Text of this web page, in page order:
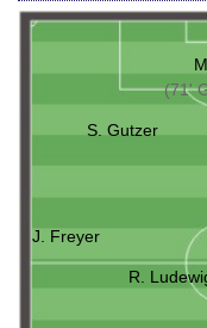
(71'
S. Gutzer
J. Freyer
R.